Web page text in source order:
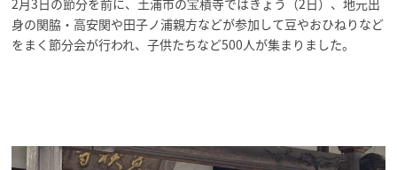
身の関脇・高安関や田子ノ浦親方などが参加して豆やおひねりなど
をまく節分会が行われ、子供たちなど500人が集まりました。